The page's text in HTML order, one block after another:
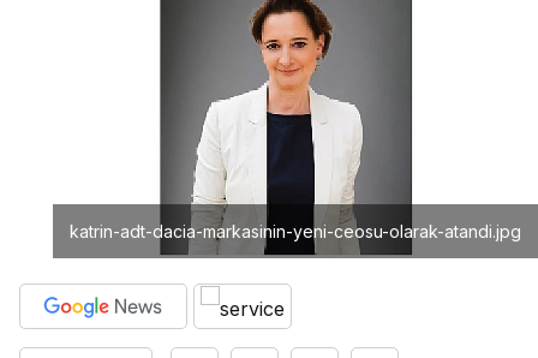
katrin-adt-dacia-markasinin-yeni-ceosu-olarak-atandi.jpg